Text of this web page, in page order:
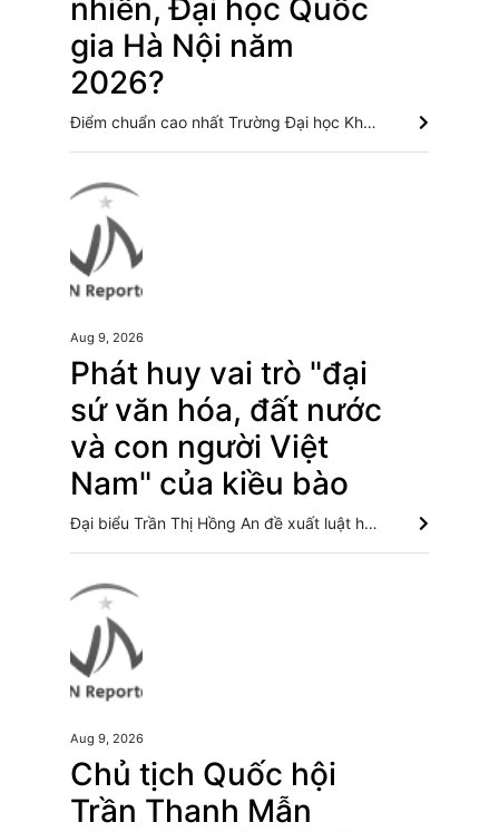
nhiên, Đại học Quốc
gia Hà Nội năm
2026?
Điểm chuẩn cao nhất Trường Đại học Khoa học Tự nhiên, Đại học Qu��c gia Hà Nội là ngành Toán học với 26,35 điểm, tiếp đó là ngành Khoa học dữ liệu với 26,05 điểm. Trường Đại học Ngoại thương công bố điểm chuẩn, cao nhất lên đến 29,7 điểm Lộ diện trường đại học đầu tiên có điểm chuẩn cán mốc tuyệt đối 30/30 điểm Điểm chuẩn Trường Đại học Thương mại dao động từ 21,5 đến 26,5 điểm
Aug 9, 2026
Phát huy vai trò "đại
sứ văn hóa, đất nước
và con người Việt
Nam" của kiều bào
Đại biểu Trần Thị Hồng An đề xuất luật hóa cơ chế phổ biến, giáo dục pháp luật dành cho người Việt Nam ở nước ngoài, đẩy mạnh chuyển đổi số để kiều bào thuận lợi tiếp cận thông tin pháp lý. Từ chỉ đạo của Tổng Bí thư, Chủ tịch nước Tô Lâm: Phát huy tối đa nguồn lực kiều bào Thu hút nguồn lực của kiều bào để phát triển Thành phố Hồ Chí Minh Mở rộng không gian cống hiến cho cộng đồng người Việt Nam ở nước ngoài
Aug 9, 2026
Chủ tịch Quốc hội
Trần Thanh Mẫn